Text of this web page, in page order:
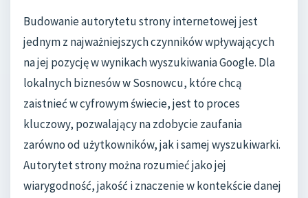
Budowanie autorytetu strony internetowej jest
jednym z najważniejszych czynników wpływających
na jej pozycję w wynikach wyszukiwania Google. Dla
lokalnych biznesów w Sosnowcu, które chcą
zaistnieć w cyfrowym świecie, jest to proces
kluczowy, pozwalający na zdobycie zaufania
zarówno od użytkowników, jak i samej wyszukiwarki.
Autorytet strony można rozumieć jako jej
wiarygodność, jakość i znaczenie w kontekście danej